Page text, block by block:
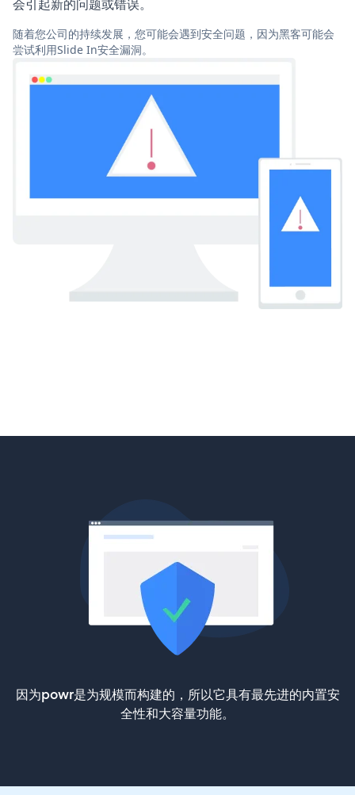
会引起新的问题或错误。
随着您公司的持续发展，您可能会遇到安全问题，因为黑客可能会
尝试利用Slide In安全漏洞。
因为powr是为规模而构建的，所以它具有最先进的内置安
全性和大容量功能。